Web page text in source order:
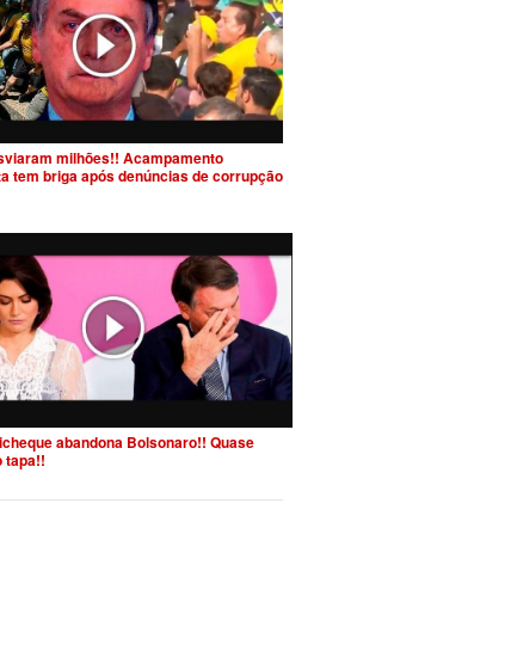
milhões!! Acampamento
tem briga após denúncias de corrupção
abandona Bolsonaro!! Quase
tapa!!